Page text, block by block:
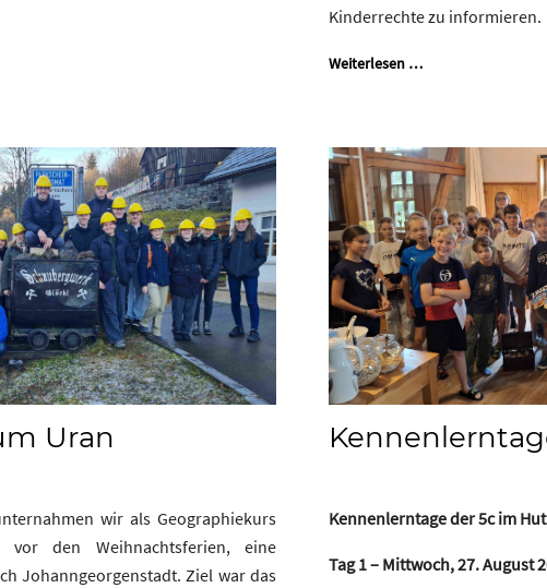
Kinderrechte zu informieren.
Weiterlesen …
Uran
wir als Geographiekurs
den Weihnachtsferien, eine
Johanngeorgenstadt. Ziel war das
Kennenlerntage der 5c im
Tag 1 – Mittwoch, 27. August